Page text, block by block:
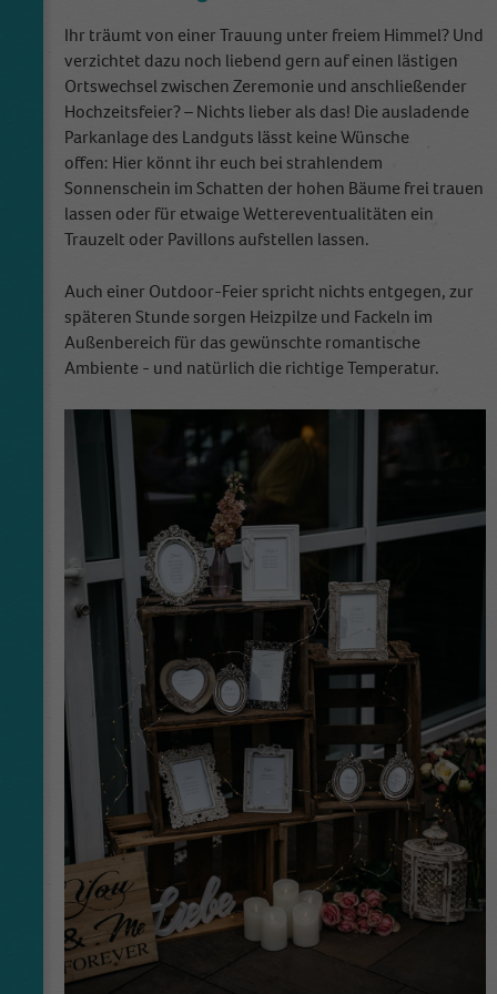
Ihr träumt von einer Trauung unter freiem Himmel? Und
verzichtet dazu noch liebend gern auf einen lästigen
Ortswechsel zwischen Zeremonie und anschließender
Hochzeitsfeier? – Nichts lieber als das! Die ausladende
Parkanlage des Landguts lässt keine Wünsche
offen: Hier könnt ihr euch bei strahlendem
Sonnenschein im Schatten der hohen Bäume frei trauen
lassen oder für etwaige Wettereventualitäten ein
Trauzelt oder Pavillons aufstellen lassen.
Auch einer Outdoor-Feier spricht nichts entgegen, zur
späteren Stunde sorgen Heizpilze und Fackeln im
Außenbereich für das gewünschte romantische
Ambiente - und natürlich die richtige Temperatur.
Zweck
The cookie is used to calculate visitor,
session, campaign data and keep track of site
usage for the site's analytics report. The
cookies store information anonymously and
assign a randomly generated number to
identify unique visitors.
Name _gid
Laufzeit 1 Tag
Zweck
This cookie is installed by Google Analytics.
The cookie is used to store information of
how visitors use a website and helps in
creating an analytics report of how the
website is doing. The data collected including
the number visitors, the source where they
have come from, and the pages visited in an
anonymous form.
Name _dt_gtml
Anbieter Google Tagmanager
Laufzeit 1 Day
Zweck
This cookie is installed by Google Analytics.
The cookie is used to store information of
how visitors use a website and helps in
creating an analytics report of how the
wbsite is doing. The data collected including
the number visitors, the source where they
have come from, and the pages viisted in an
anonymous form.